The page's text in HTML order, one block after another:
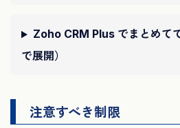
Zoho CRM Plus でまとめて
で展開）
注意すべき制限